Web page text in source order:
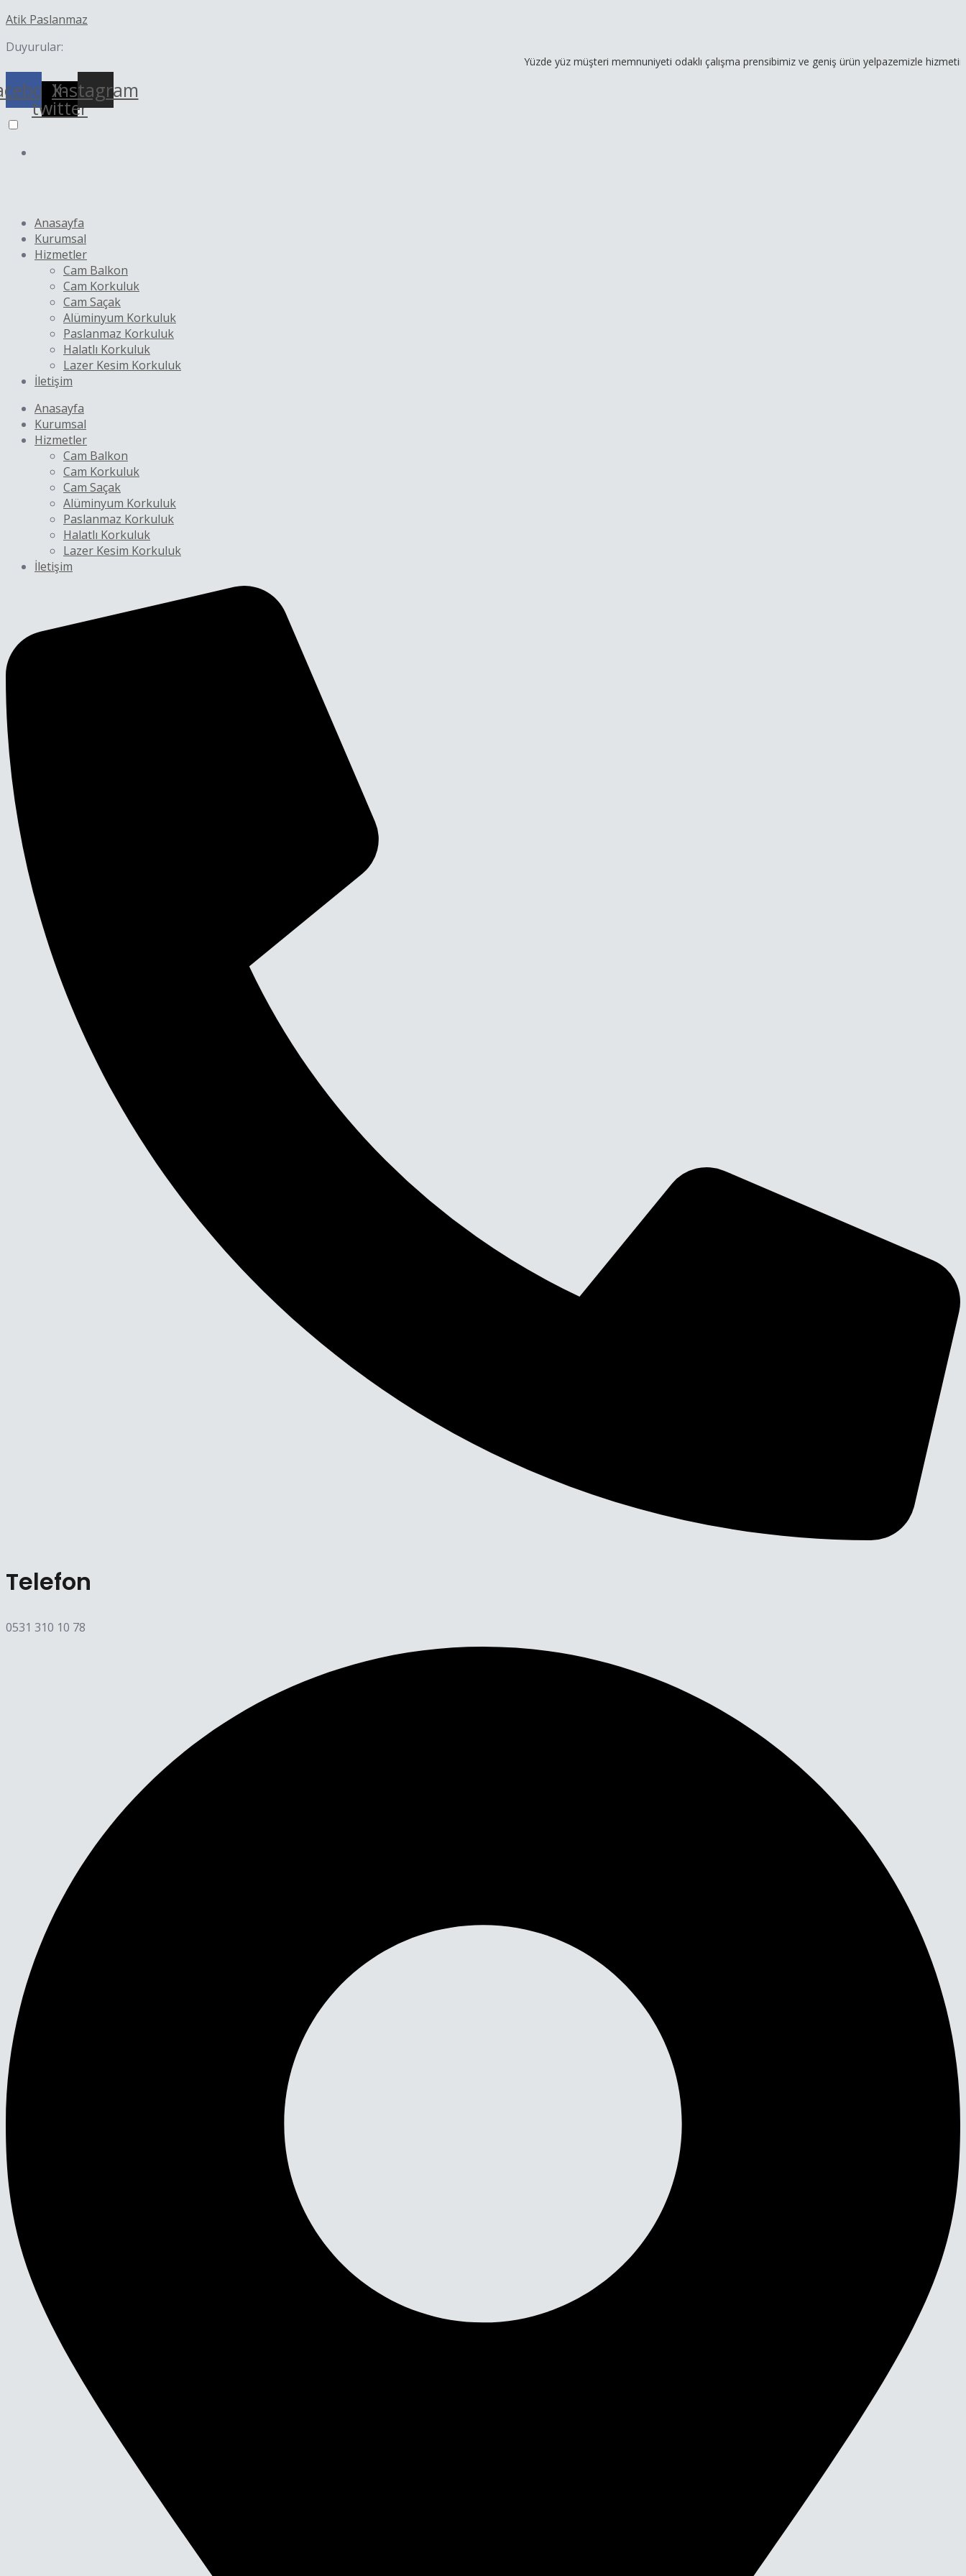
atla
Atik Paslanmaz
Duyurular:
Yüzde yüz müşteri memnuniyeti odaklı çalışma prensibimiz ve geniş ürün yelpazemizle hizmetinizdeyiz.
X-
twitter
Instagram
Anasayfa
Kurumsal
Hizmetler
Cam Balkon
Cam Korkuluk
Cam Saçak
Alüminyum Korkuluk
Paslanmaz Korkuluk
Halatlı Korkuluk
Lazer Kesim Korkuluk
İletişim
Anasayfa
Kurumsal
Hizmetler
Cam Balkon
Cam Korkuluk
Cam Saçak
Alüminyum Korkuluk
Paslanmaz Korkuluk
Halatlı Korkuluk
Lazer Kesim Korkuluk
İletişim
Telefon
0531 310 10 78
dolaşımı